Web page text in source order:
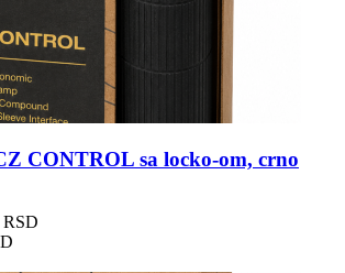
CONTROL sa locko-om, crno
RSD